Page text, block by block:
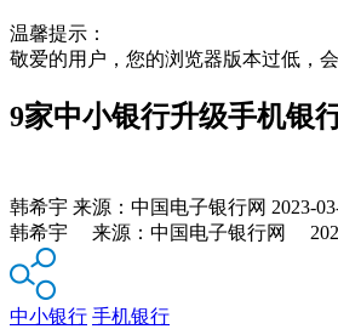
温馨提示：
敬爱的用户，您的浏览器版本过低，
9家中小银行升级手机银
韩希宇 来源： 中国电子银行网 2023-
韩希宇 来源：中国电子银行网
中小银行 手机银行